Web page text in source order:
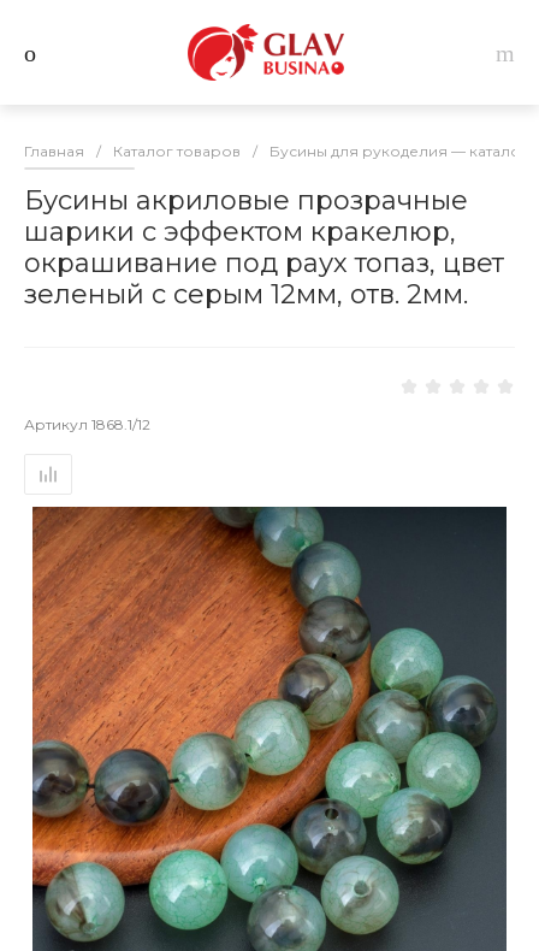
Главная / Каталог товаров / Бусины для рукоделия — каталог
Бусины акриловые прозрачные
шарики с эффектом кракелюр,
окрашивание под раух топаз, цвет
зеленый с серым 12мм, отв. 2мм.
Артикул 1868.1/12